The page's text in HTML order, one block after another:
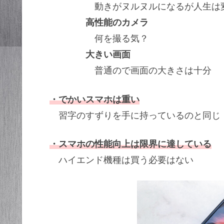
動きがヌルヌルになるが人生は変
高性能のカメラ
何を撮る気？
大きい画面
普通ので画面の大きさは十分
・でかいスマホは重い
習字のすずりを手に持っているのと同じ
・スマホの性能向上は限界に達している
ハイエンド機種は買う必要はない